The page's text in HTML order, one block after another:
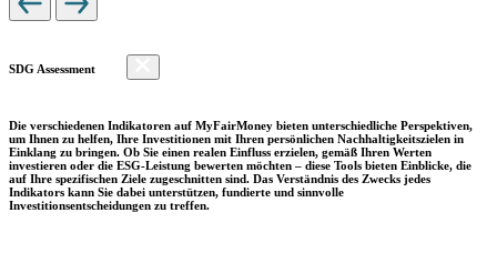
SDG Assessment
Die verschiedenen Indikatoren auf MyFairMoney bieten unterschiedliche Perspektiven,
um Ihnen zu helfen, Ihre Investitionen mit Ihren persönlichen Nachhaltigkeitszielen in
Einklang zu bringen. Ob Sie einen realen Einfluss erzielen, gemäß Ihren Werten
investieren oder die ESG-Leistung bewerten möchten – diese Tools bieten Einblicke, die
auf Ihre spezifischen Ziele zugeschnitten sind. Das Verständnis des Zwecks jedes
Indikators kann Sie dabei unterstützen, fundierte und sinnvolle
Investitionsentscheidungen zu treffen.